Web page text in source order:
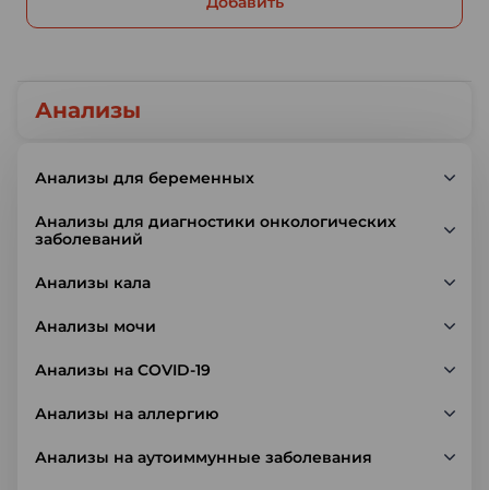
Анализы
Анализы для беременных
Анализы для диагностики онкологических
заболеваний
Анализы кала
Анализы мочи
Анализы на COVID-19
Анализы на аллергию
Анализы на аутоиммунные заболевания